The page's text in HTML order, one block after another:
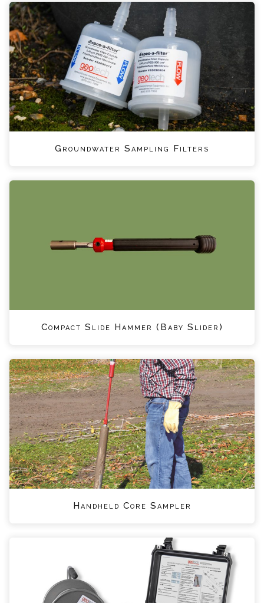
Groundwater Sampling Filters
Compact Slide Hammer (Baby Slider)
Handheld Core Sampler